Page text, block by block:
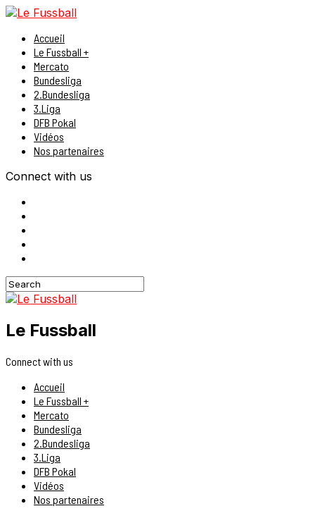
Accueil
Le Fussball +
Mercato
Bundesliga
2.Bundesliga
3.Liga
DFB Pokal
Vidéos
Nos partenaires
Connect with us
Le Fussball
Connect with us
Accueil
Le Fussball +
Mercato
Bundesliga
2.Bundesliga
3.Liga
DFB Pokal
Vidéos
Nos partenaires